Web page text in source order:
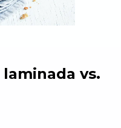
laminada vs.